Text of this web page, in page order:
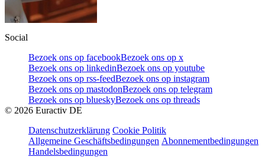
Social
Bezoek ons op facebookBezoek ons op x
Bezoek ons op linkedinBezoek ons op youtube
Bezoek ons op rss-feedBezoek ons op instagram
Bezoek ons op mastodonBezoek ons op telegram
Bezoek ons op blueskyBezoek ons op threads
© 2026 Euractiv DE
Datenschutzerklärung Cookie Politik
Allgemeine Geschäftsbedingungen Abonnementbedingungen
Handelsbedingungen